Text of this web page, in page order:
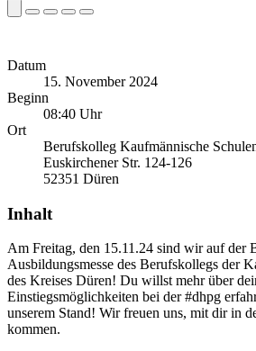
Datum
15. November 2024
Beginn
08:40 Uhr
Ort
Berufskolleg Kaufmännische
Euskirchener Str. 124-126
52351 Düren
Inhalt
Am Freitag, den 15.11.24 sind wir auf der
Ausbildungsmesse des Berufskollegs der
des Kreises Düren! Du willst mehr über
Einstiegsmöglichkeiten bei der #dhpg
unserem Stand! Wir freuen uns, mit dir in
kommen.